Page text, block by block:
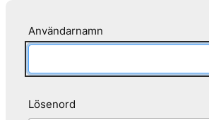
Användarnamn
Lösenord